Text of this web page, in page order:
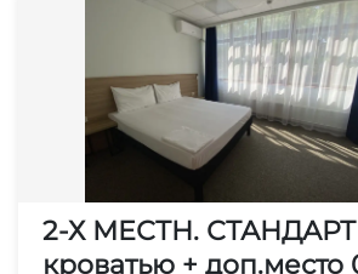
2-Х МЕСТН. СТАНДАРТ
кроватью + доп.место